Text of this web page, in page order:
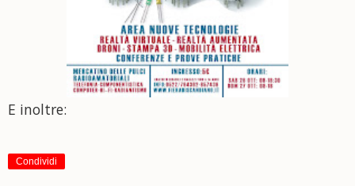
E inoltre:
Condividi